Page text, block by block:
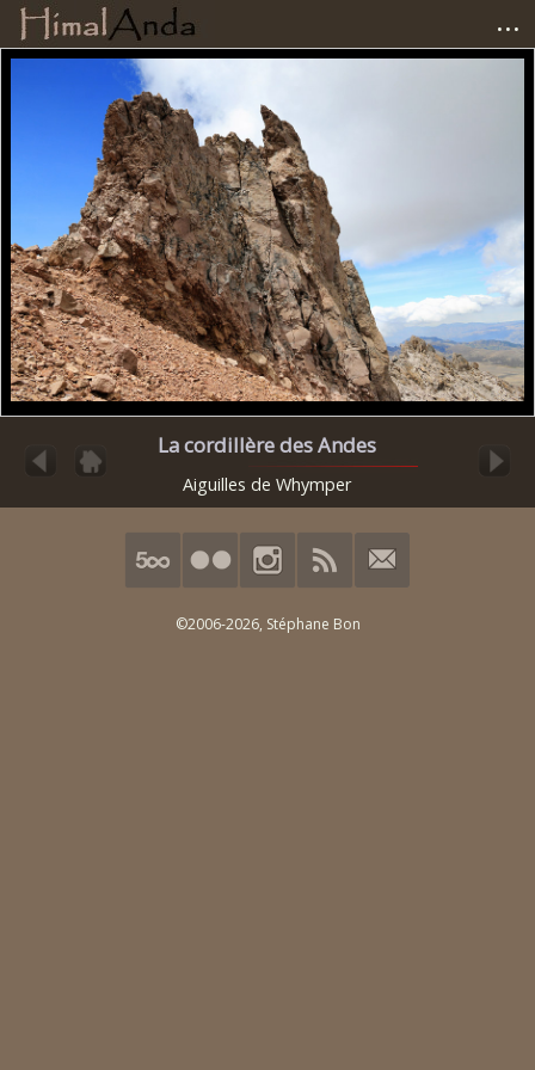
...
Carnets de voyage
Matériel
Avis et tests
Liens
La cordillère des Andes
Aiguilles de Whymper
©2006-2026, Stéphane Bon